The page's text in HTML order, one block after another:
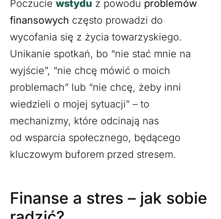
Poczucie wstydu z powodu problemów
finansowych często prowadzi do
wycofania się z życia towarzyskiego.
Unikanie spotkań, bo “nie stać mnie na
wyjście”, “nie chcę mówić o moich
problemach” lub “nie chcę, żeby inni
wiedzieli o mojej sytuacji” – to
mechanizmy, które odcinają nas
od wsparcia społecznego, będącego
kluczowym buforem przed stresem.
Finanse a stres – jak sobie